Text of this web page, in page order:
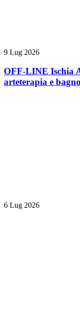
9 Lug 2026
OFF-LINE Ischia
arteterapia e
6 Lug 2026